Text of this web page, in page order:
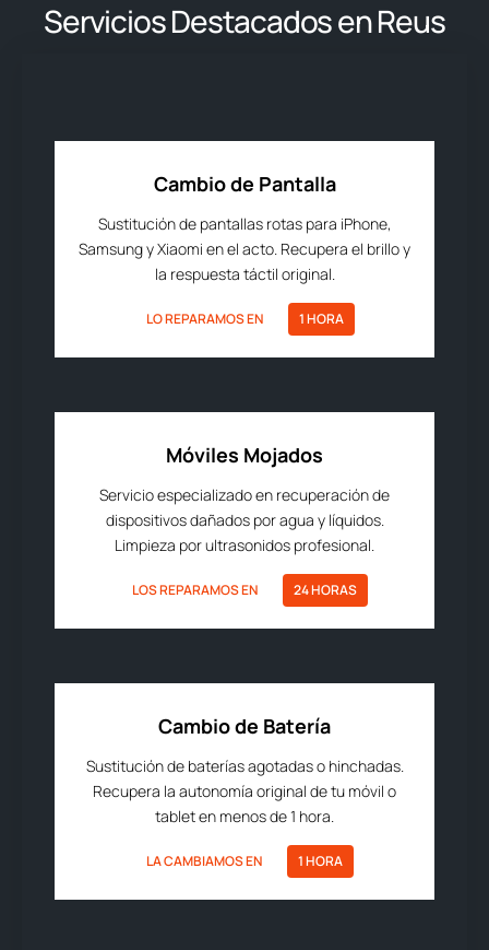
Servicios Destacados en Reus
Cambio de Pantalla
Sustitución de pantallas rotas para iPhone,
Samsung y Xiaomi en el acto. Recupera el brillo y
la respuesta táctil original.
LO REPARAMOS EN 1 HORA
Móviles Mojados
Servicio especializado en recuperación de
dispositivos dañados por agua y líquidos.
Limpieza por ultrasonidos profesional.
LOS REPARAMOS EN 24 HORAS
Cambio de Batería
Sustitución de baterías agotadas o hinchadas.
Recupera la autonomía original de tu móvil o
tablet en menos de 1 hora.
LA CAMBIAMOS EN 1 HORA